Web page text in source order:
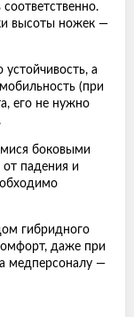
высоты ножек —
а
(при
его не нужно
боковыми
падения и
гибридного
даже при
медперсоналу —